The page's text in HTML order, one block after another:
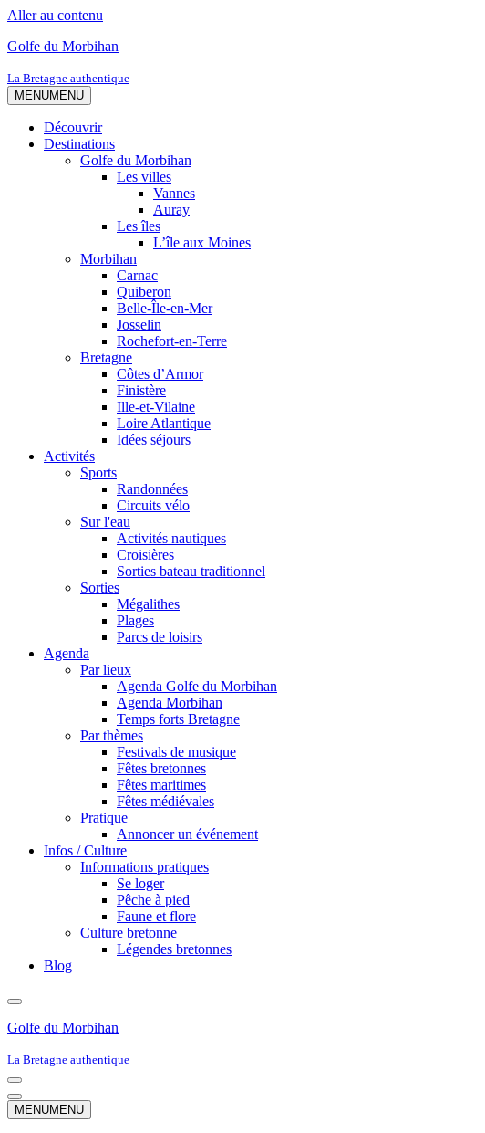
Aller au contenu
Golfe du Morbihan
La Bretagne authentique
MENUMENU
Découvrir
Destinations
Golfe du Morbihan
Les villes
Vannes
Auray
Les îles
L’île aux Moines
Morbihan
Carnac
Quiberon
Belle-Île-en-Mer
Josselin
Rochefort-en-Terre
Bretagne
Côtes d’Armor
Finistère
Ille-et-Vilaine
Loire Atlantique
Idées séjours
Activités
Sports
Randonnées
Circuits vélo
Sur l'eau
Activités nautiques
Croisières
Sorties bateau traditionnel
Sorties
Mégalithes
Plages
Parcs de loisirs
Agenda
Par lieux
Agenda Golfe du Morbihan
Agenda Morbihan
Temps forts Bretagne
Par thèmes
Festivals de musique
Fêtes bretonnes
Fêtes maritimes
Fêtes médiévales
Pratique
Annoncer un événement
Infos / Culture
Informations pratiques
Se loger
Pêche à pied
Faune et flore
Culture bretonne
Légendes bretonnes
Blog
Golfe du Morbihan
La Bretagne authentique
Menu
de
navigation
Menu
de
MENUMENU